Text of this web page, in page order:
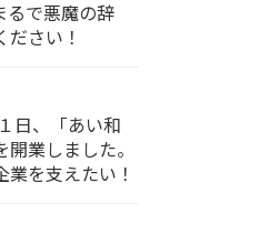
るで悪魔の辞
さい！
日、「あい和
業しました。
を支えたい！